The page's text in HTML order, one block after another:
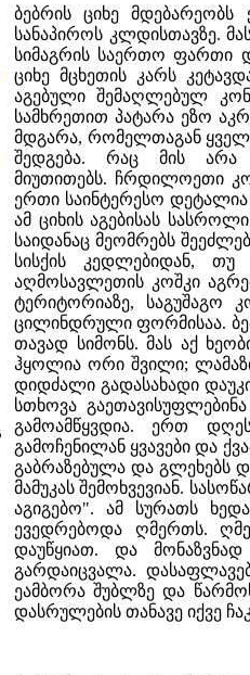
ბებრის ციხე
სანაპიროს კლდისთავზე.
სიმაგრის საერთო ფართი
ციხე მცხეთის კარს
აგებული შემაღლებულ
სამხრეთით პატარა ეზო
მდგარა, რომელთაგან
შედგება. რაც მის არა
მიუთითებს. ჩრდილოეთი
ერთი საინტერესო
ამ ციხის აგებისას
საიდანაც მეომრებს
სისქის კედლებიდან,
აღმოსავლეთის კოშკი
ტერიტორიაზე, საგუშაგო
ცილინდრული ფორმისაა.
თავად სიმონს. მას აქ
ჰყოლია ორი შვილი; ლამაზი
დიდძალი გადასახადი
სთხოვა გაეთავისუფლებინა
გამოამწყვდია. ერთ
გამოჩენილან ყვავები და
გაბრაზებულა და გლეხებს
მამუკას შემოხვევიან.
აგიგებო". ამ სურათს
ევედრებოდა ღმერთს.
დაუწყიათ. და
გარდაიცვალა.
ეამბორა შუბლზე და
დასრულების თანავე იქვე